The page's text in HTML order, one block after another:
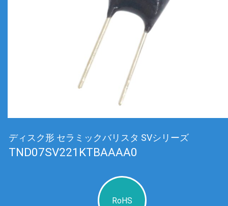
ディスク形 セラミックバリスタ SVシリーズ
TND07SV221KTBAAAA0
RoHS